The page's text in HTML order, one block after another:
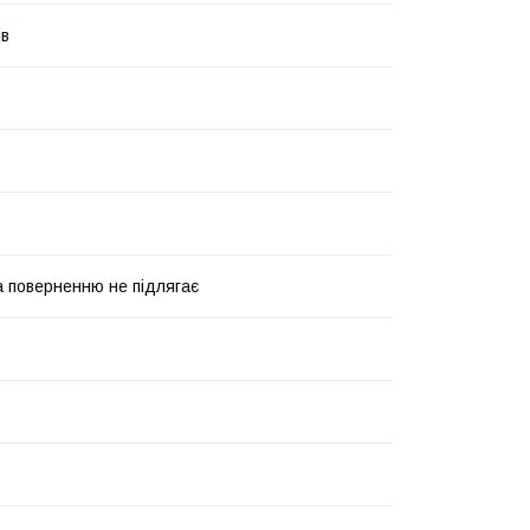
поверненню не підлягає